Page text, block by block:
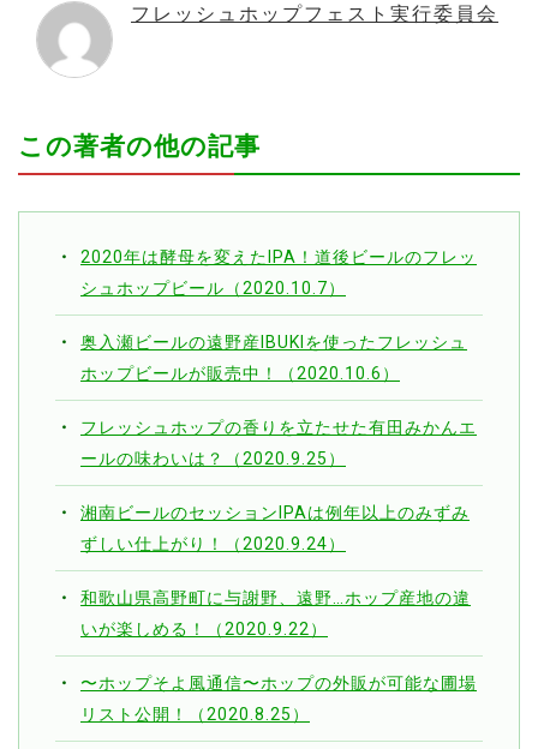
フレッシュホップフェスト実行委員会
この著者の他の記事
2020年は酵母を変えたIPA！道後ビールのフレッ
シュホップビール（2020.10.7）
奥入瀬ビールの遠野産IBUKIを使ったフレッシュ
ホップビールが販売中！（2020.10.6）
フレッシュホップの香りを立たせた有田みかんエ
ールの味わいは？（2020.9.25）
湘南ビールのセッションIPAは例年以上のみずみ
ずしい仕上がり！（2020.9.24）
和歌山県高野町に与謝野、遠野…ホップ産地の違
いが楽しめる！（2020.9.22）
〜ホップそよ風通信〜ホップの外販が可能な圃場
リスト公開！（2020.8.25）